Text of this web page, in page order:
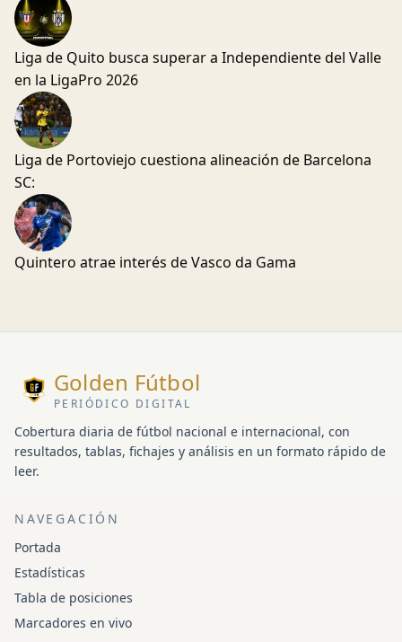
Liga de Quito busca superar a Independiente del Valle
en la LigaPro 2026
Liga de Portoviejo cuestiona alineación de Barcelona
SC:
Quintero atrae interés de Vasco da Gama
Golden Fútbol
PERIÓDICO DIGITAL
Cobertura diaria de fútbol nacional e internacional, con
resultados, tablas, fichajes y análisis en un formato rápido de
leer.
NAVEGACIÓN
Portada
Estadísticas
Tabla de posiciones
Marcadores en vivo